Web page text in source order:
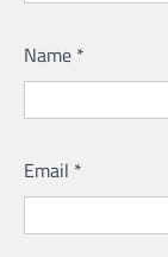
Name *
Email *